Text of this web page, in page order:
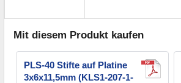
Mit diesem Produkt kaufen
PLS-40 Stifte auf Platine
3x6x11,5mm (KLS1-207-1-